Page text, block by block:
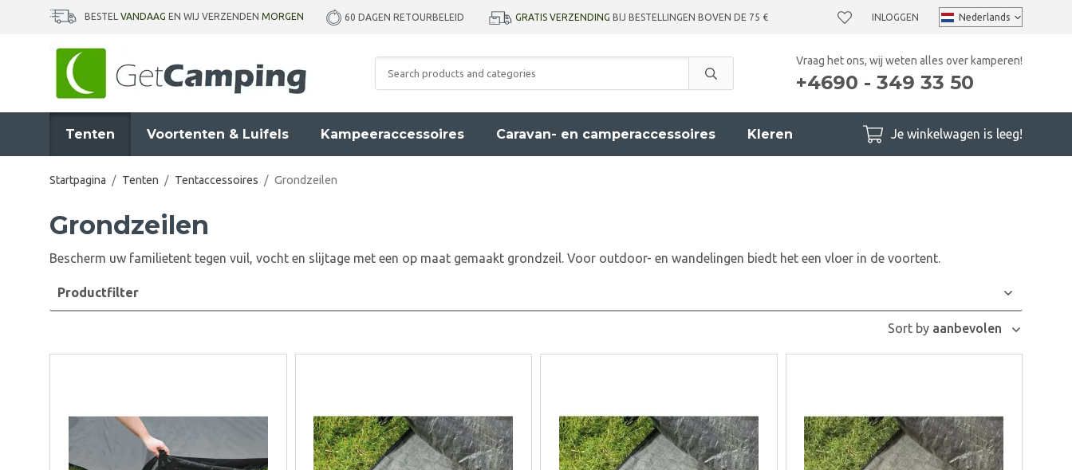
BESTEL VANDAAG EN WIJ VERZENDEN MORGEN 60 DAGEN RETOURBELEID GRATIS VERZENDING BIJ BESTELLINGEN BOVEN DE 75 € INLOGGEN
Vraag het ons, wij weten alles over kamperen!
+4690 - 349 33 50
Tenten Voortenten & Luifels Kampeeraccessoires Caravan- en camperaccessoires Kleren Je winkelwagen is leeg!
Startpagina / Tenten / Tentaccessoires / Grondzeilen
Grondzeilen
Bescherm uw familietent tegen vuil, vocht en slijtage met een op maat gemaakt grondzeil. Voor outdoor- en wandelingen biedt het een vloer in de voortent.
Productfilter
Sort by aanbevolen